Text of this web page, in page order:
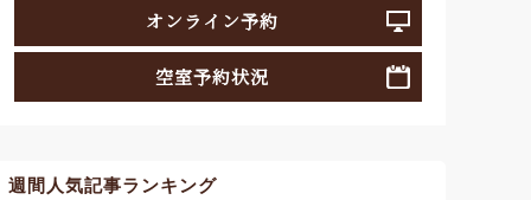
オンライン予約
空室予約状況
週間人気記事ランキング